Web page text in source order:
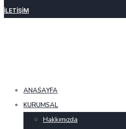
İLETIŞIM
ANASAYFA
KURUMSAL
Hakkımızda